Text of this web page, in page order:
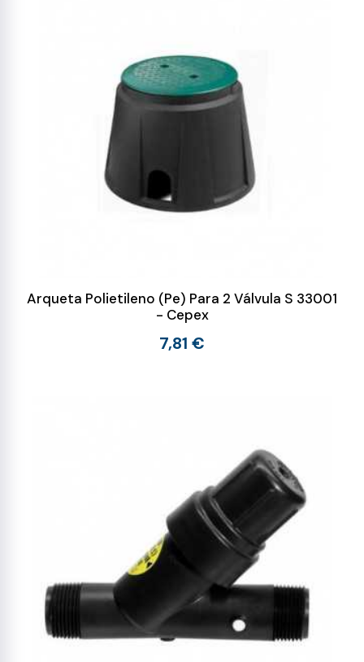
Arqueta Polietileno (Pe) Para 2 Válvula S 33001
- Cepex
7,81 €